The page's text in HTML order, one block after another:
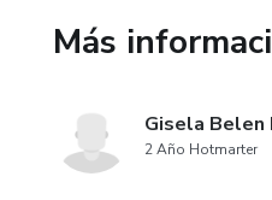
Más
Gisela
2 Año Hotmarter